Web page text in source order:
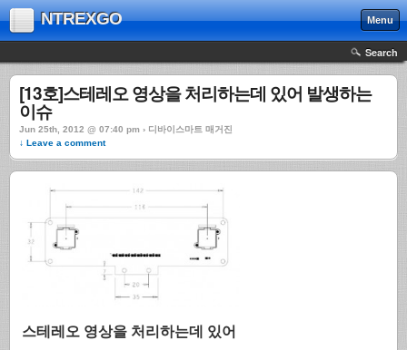
NTREXGO Menu
Search
[13호]스테레오 영상을 처리하는데 있어 발생하는
이슈
Jun 25th, 2012 @ 07:40 pm › 디바이스마트 매거진
↓ Leave a comment
스테레오 영상을 처리하는데 있어